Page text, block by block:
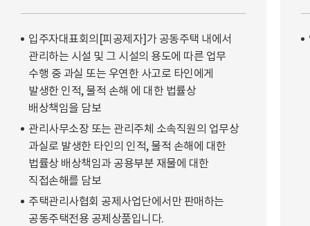
입주자대표회의[피공제자]가 공동주택 내에서
관리하는 시설 및 그 시설의 용도에 따른 업무
수행 중 과실 또는 우연한 사고로 타인에게
발생한 인적, 물적 손해 에 대한 법률상
배상책임을 담보
관리사무소장 또는 관리주체 소속직원의 업무상
과실로 발생한 타인의 인적, 물적 손해에 대한
법률상 배상책임과 공용부분 재물에 대한
직접손해를 담보
주택관리사협회 공제사업단에서만 판매하는
공동주택전용 공제상품입니다.